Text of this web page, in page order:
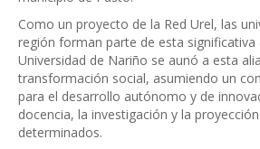
Como un proyecto de la Red Urel, las
región forman parte de esta significativa
Universidad de Nariño se aunó a esta
transformación social, asumiendo un
para el desarrollo autónomo y de
docencia, la investigación y la
determinados.